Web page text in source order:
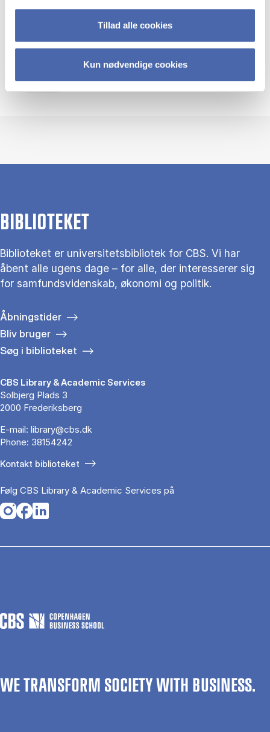
Tillad alle cookies
Kun nødvendige cookies
Nøgletal
BIBLIOTEKET
Biblioteket er universitetsbibliotek for CBS. Vi har
åbent alle ugens dage – for alle, der interesserer sig
for samfundsvidenskab, økonomi og politik.
Åbningstider
Bliv bruger
Søg i biblioteket
CBS Library & Academic Services
Solbjerg Plads 3
2000 Frederiksberg
E-mail: library@cbs.dk
Phone: 38154242
Kontakt biblioteket
Følg CBS Library & Academic Services på
Opens in a new tab
Opens in a new tab
Opens in a new tab
WE TRANSFORM SOCIETY WITH BUSINESS.